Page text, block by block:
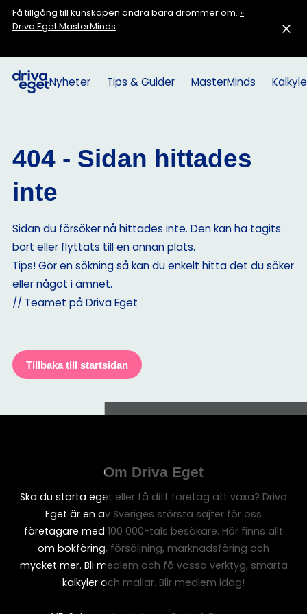
Få tillgång till kunskapen andra bara drömmer om. »
Driva Eget MasterMinds
Nyheter Tips & Guider MasterMinds
404 - Sidan hittades
inte
Sidan du försöker nå hittades inte. Den kan ha tagits
bort eller flyttats till en annan plats.
Tips! Gör en sökning så kan du enkelt hitta det du söker
eller något i ämnet.
// Teamet på Driva Eget
Tillbaka till startsidan
Om Driva Eget
Ska du starta eget eller få ditt företag att växa? Driva
Eget är en av Sveriges största sajter för oss
företagare med 100 000-tals besökare. Här finns allt
om bokföring, försäljning, marknadsföring och
mycket mer. Bli medlem och få vassa verktyg, smarta
kalkyler och mallar. Blir medlem idag!